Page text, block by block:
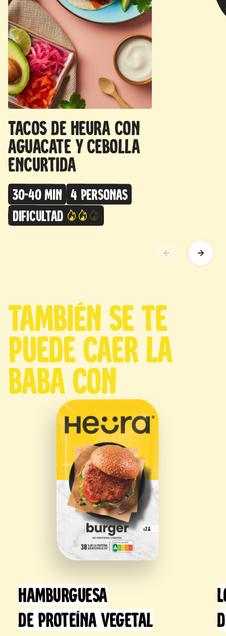
Tacos de Heura con
aguacate y cebolla
encurtida
30-40 min 4 personas
Dificultad
También se te
puede caer la
baba con
Hamburguesa
de proteína vegetal